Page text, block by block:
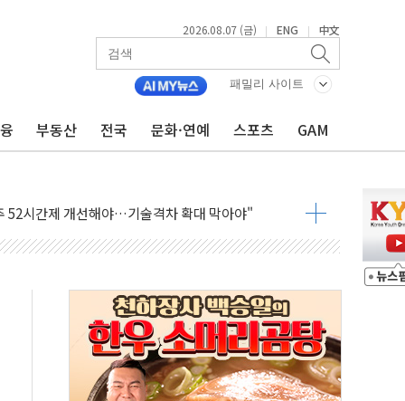
2026.08.07 (금) | ENG | 中文
패밀리 사이트
부동산 전국 문화·연예 스포츠 GAM
타결…연봉 6.3% 인상
등 8~9월 공연 라인업 공개
테라스 떨어져…SK에코플랜트 "전수 조사"
보 GAM - 맛보기편 (8/7)
"...송영길·정청래·김민석, 호남 경선 앞두고 총력전
도…"3분기 추가 방안 발표"